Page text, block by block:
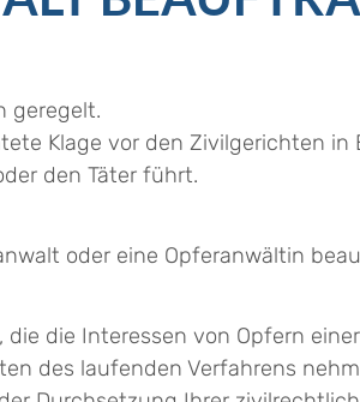
geregelt.
Klage vor den Zivilgerichten
den Täter führt.
oder eine Opferanwältin
die Interessen von Opfern
des laufenden Verfahrens